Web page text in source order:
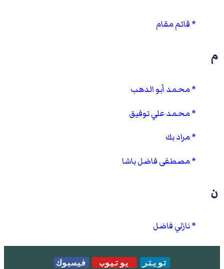
قائم مقام
م
محمد أبو الدهب
محمد علي توفيق
مراد بك
مصطفى فاضل باشا
ن
نازلي فاضل
تويتر يوتيوب
فيسبوك